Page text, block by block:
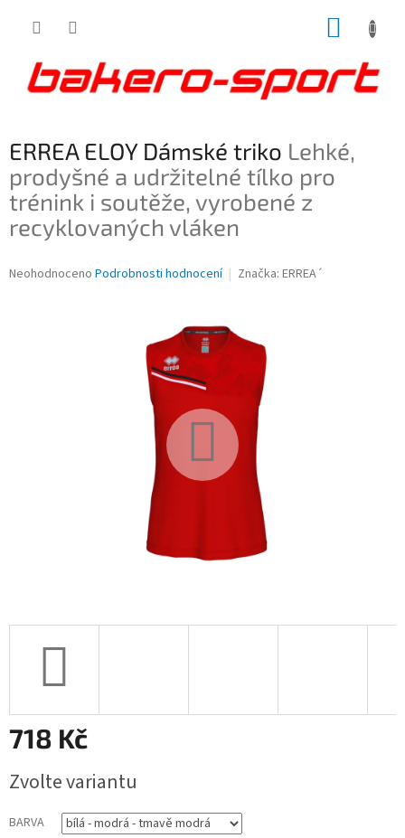
ERREA ELOY Dámské triko Lehké,
prodyšné a udržitelné tílko pro
trénink i soutěže, vyrobené z
recyklovaných vláken
Průměrné
Neohodnoceno Podrobnosti hodnocení Značka: ERREA´
718 Kč
cena:
Zvolte variantu
BARVA